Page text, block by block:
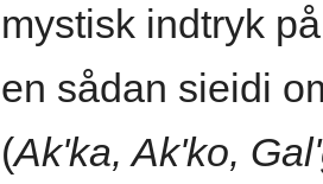
mystisk indtryk
en sådan sieidi
(Ak'ka, Ak'ko,